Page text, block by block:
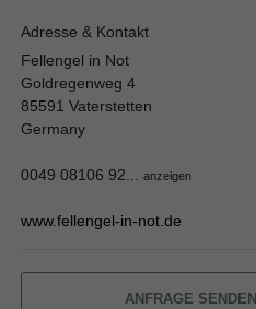
Adresse & Kontakt
Fellengel in Not
Goldregenweg 4
85591 Vaterstetten
Germany
0049 08106 92... anzeigen
www.fellengel-in-not.de
ANFRAGE SENDEN